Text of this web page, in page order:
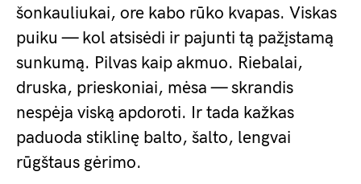
šonkauliukai, ore kabo rūko kvapas. Viskas
puiku — kol atsisėdi ir pajunti tą pažįstamą
sunkumą. Pilvas kaip akmuo. Riebalai,
druska, prieskoniai, mėsa — skrandis
nespėja viską apdoroti. Ir tada kažkas
paduoda stiklinę balto, šalto, lengvai
rūgštaus gėrimo.